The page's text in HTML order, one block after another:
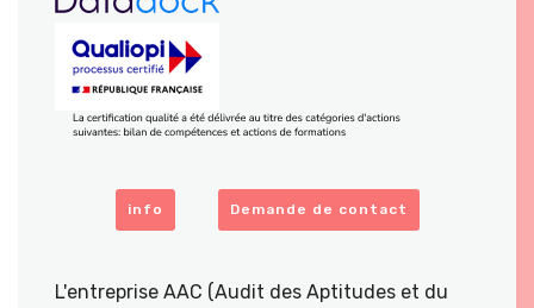
info Demande de contact
L'entreprise AAC (Audit des Aptitudes et du